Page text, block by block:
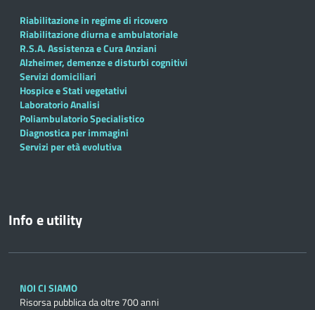
Riabilitazione in regime di ricovero
Riabilitazione diurna e ambulatoriale
R.S.A. Assistenza e Cura Anziani
Alzheimer, demenze e disturbi cognitivi
Servizi domiciliari
Hospice e Stati vegetativi
Laboratorio Analisi
Poliambulatorio Specialistico
Diagnostica per immagini
Servizi per età evolutiva
Info e utility
NOI CI SIAMO
Risorsa pubblica da oltre 700 anni